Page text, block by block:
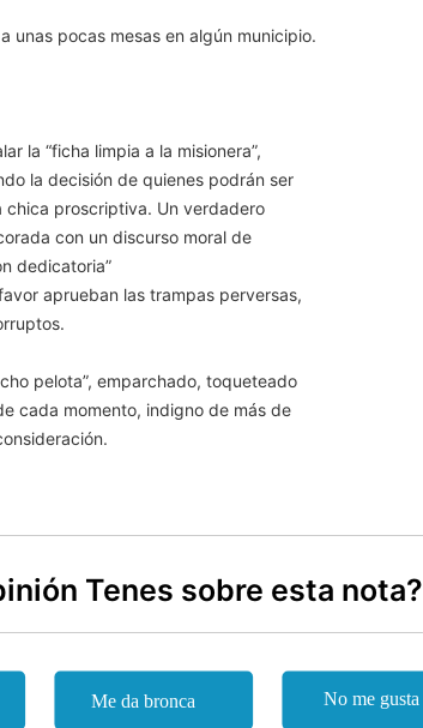
unas pocas mesas en algún municipio.
la “ficha limpia a la misionera”,
la decisión de quienes podrán ser
proscriptiva. Un verdadero
con un discurso moral de
dedicatoria”
aprueban las trampas perversas,
pelota”, emparchado, toqueteado
cada momento, indigno de más de
Tenes sobre esta nota?